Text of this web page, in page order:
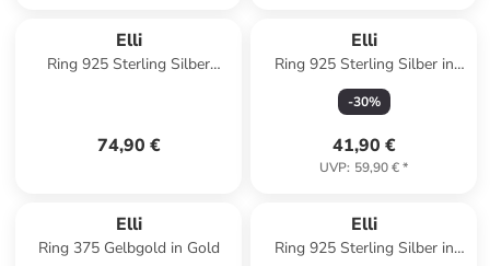
Elli
Ring 925 Sterling Silber
74,90 €
Elli
Ring 925 Sterling Silber in
Silber
-30%
41,90 €
UVP: 59,90 €*
Elli
Ring 375 Gelbgold in Gold
Elli
Ring 925 Sterling Silber in